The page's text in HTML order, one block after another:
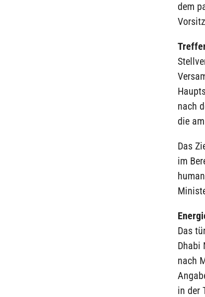
dem
nach
die
Das
im
Das
Dhabi
nach
in der